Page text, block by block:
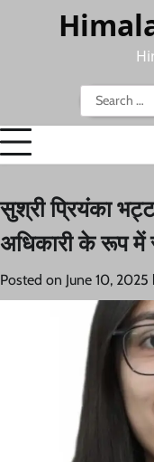
Search
for:
सुश्री प्रियंका भट्ट
अधिकारी के रूप में
Posted on June 10, 2025